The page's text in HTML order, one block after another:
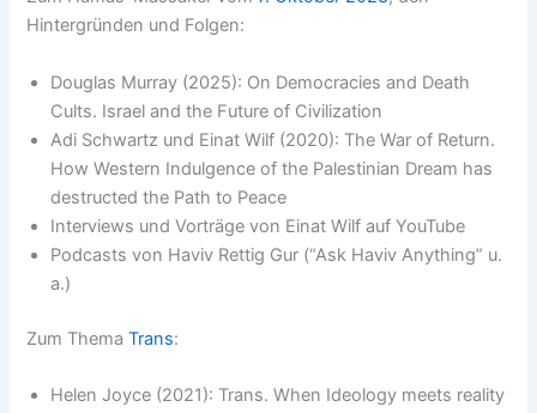
Hintergründen und Folgen:
Douglas Murray (2025): On Democracies and Death
Cults. Israel and the Future of Civilization
Adi Schwartz und Einat Wilf (2020): The War of Return.
How Western Indulgence of the Palestinian Dream has
destructed the Path to Peace
Interviews und Vorträge von Einat Wilf auf YouTube
Podcasts von Haviv Rettig Gur (“Ask Haviv Anything” u.
a.)
Zum ThemaTrans:
Helen Joyce (2021): Trans. When Ideology meets reality